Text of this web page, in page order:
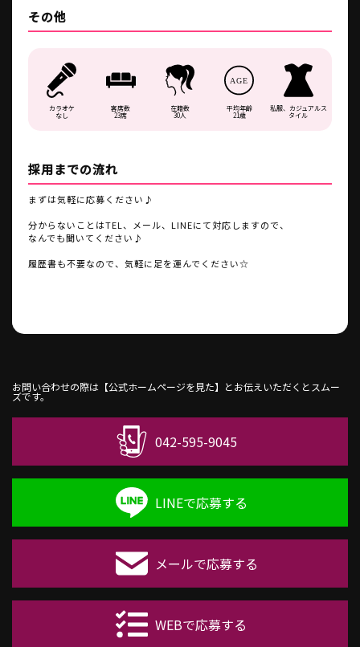
その他
カラオケ
なし
客席数
23席
在籍数
30人
AGE
平均年齢
21歳
私服、カジュアルス
タイル
採用までの流れ
まずは気軽に応募ください♪
分からないことはTEL、メール、LINEにて対応しますので、
なんでも聞いてください♪
履歴書も不要なので、気軽に足を運んでください☆
お問い合わせの際は【公式ホームページを見た】とお伝えいただくとスムー
ズです。
042-595-9045
LINEで応募する
メールで応募する
WEBで応募する